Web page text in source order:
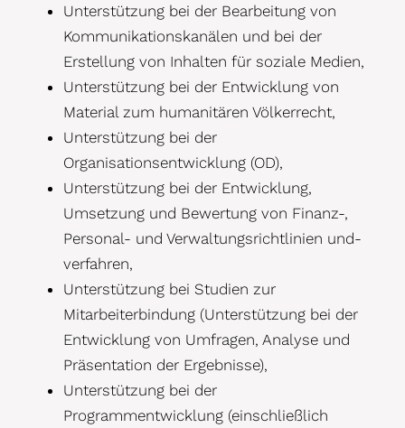
Unterstützung bei der Bearbeitung von
Kommunikationskanälen und bei der
Erstellung von Inhalten für soziale Medien,
Unterstützung bei der Entwicklung von
Material zum humanitären Völkerrecht,
Unterstützung bei der
Organisationsentwicklung (OD),
Unterstützung bei der Entwicklung,
Umsetzung und Bewertung von Finanz-,
Personal- und Verwaltungsrichtlinien und-
verfahren,
Unterstützung bei Studien zur
Mitarbeiterbindung (Unterstützung bei der
Entwicklung von Umfragen, Analyse und
Präsentation der Ergebnisse),
Unterstützung bei der
Programmentwicklung (einschließlich